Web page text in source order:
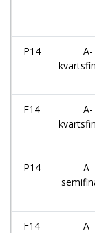
P14
A-
F14
A-
P14
A-
F14
A-